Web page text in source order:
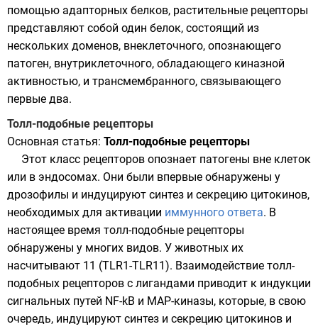
помощью адапторных белков, растительные рецепторы
представляют собой один белок, состоящий из
нескольких доменов, внеклеточного, опознающего
патоген, внутриклеточного, обладающего киназной
активностью, и трансмембранного, связывающего
первые два.
Толл-подобные рецепторы
Основная статья: Толл-подобные рецепторы
Этот класс рецепторов опознает патогены вне клеток
или в эндосомах. Они были впервые обнаружены у
дрозофилы и индуцируют синтез и секрецию цитокинов,
необходимых для активации иммунного ответа. В
настоящее время толл-подобные рецепторы
обнаружены у многих видов. У животных их
насчитывают 11 (TLR1-TLR11). Взаимодействие толл-
подобных рецепторов с лигандами приводит к индукции
сигнальных путей NF-kB и МАР-киназы, которые, в свою
очередь, индуцируют синтез и секрецию цитокинов и